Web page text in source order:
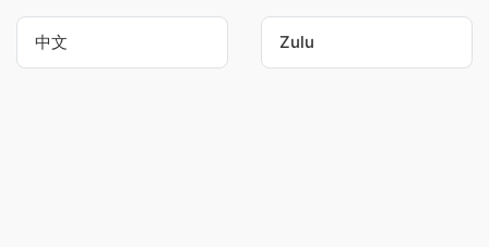
中文 Zulu